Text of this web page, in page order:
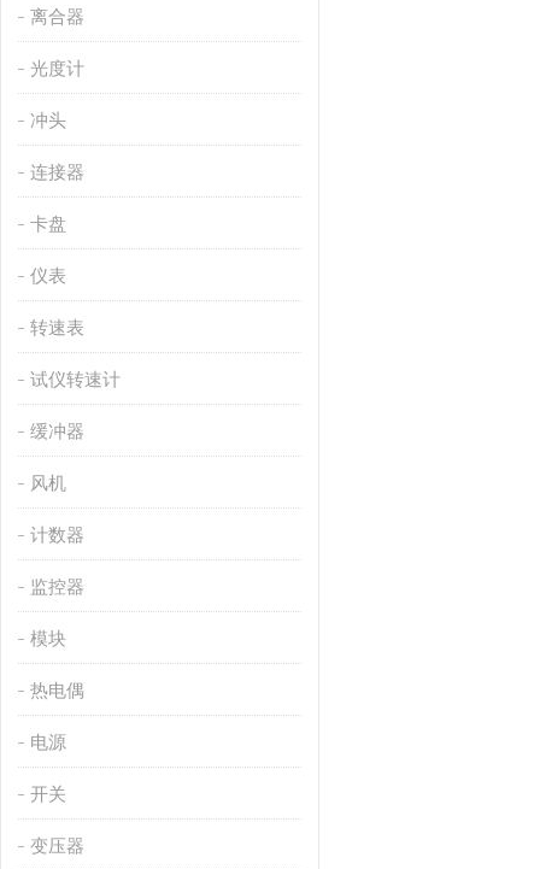
离合器
光度计
冲头
连接器
卡盘
仪表
转速表
试仪转速计
缓冲器
风机
计数器
监控器
模块
热电偶
电源
开关
变压器